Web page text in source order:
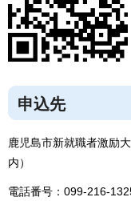
申込先
鹿児島市新就職者激励
内）
電話番号：099-216-